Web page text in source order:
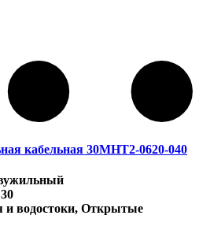
кабельная 30МНТ2-0620-040
30
и водостоки, Открытые